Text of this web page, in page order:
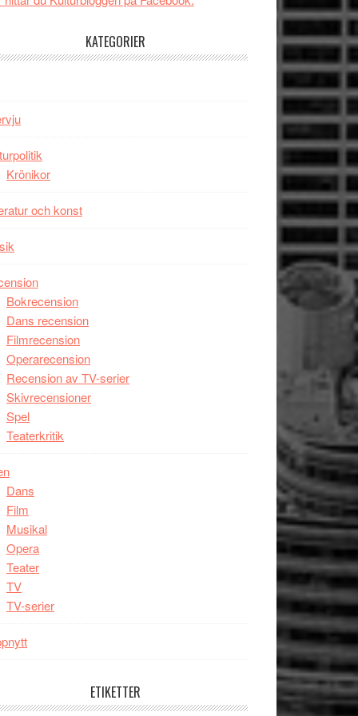
tv4
kan
KATEGORIER
Krönikor
och konst
Bokrecension
Dans recension
Filmrecension
Operarecension
Recension av TV-serier
Skivrecensioner
Spel
Teaterkritik
Dans
Film
Musikal
Opera
Teater
TV
TV-serier
ETIKETTER